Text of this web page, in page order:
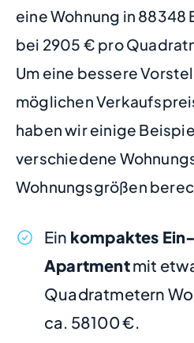
eine Wohnung in 88348
bei 2905 € pro
Um eine bessere
möglichen
haben wir einige
verschiedene
Wohnungsgrößen
Ein kompaktes
Apartmentmit
Quadratmetern
ca. 58100 €.